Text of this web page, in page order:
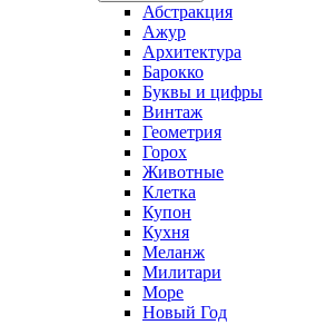
Абстракция
Ажур
Архитектура
Барокко
Буквы и цифры
Винтаж
Геометрия
Горох
Животные
Клетка
Купон
Кухня
Меланж
Милитари
Море
Новый Год